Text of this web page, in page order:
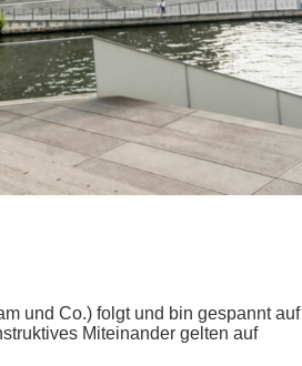
und Co.) folgt und bin gespannt auf
Miteinander gelten auf